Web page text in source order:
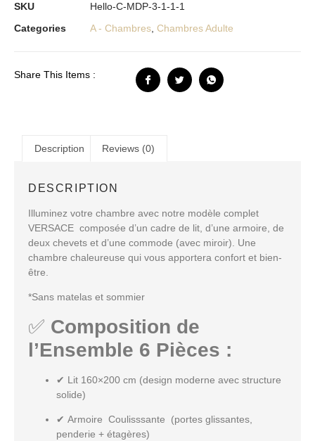
SKU
Hello-C-MDP-3-1-1-1
Categories
A - Chambres Chambres Adulte
Share This Items :
Description Reviews (0)
DESCRIPTION
Illuminez votre chambre avec notre modèle complet
VERSACE composée d’un cadre de lit, d’une armoire, de
deux chevets et d’une commode (avec miroir). Une
chambre chaleureuse qui vous apportera confort et bien-
être.
*Sans matelas et sommier
✅ Composition de
l’Ensemble 6 Pièces :
✔ Lit 160×200 cm (design moderne avec structure
solide)
✔ Armoire Coulisssante
(portes glissantes,
penderie + étagères)